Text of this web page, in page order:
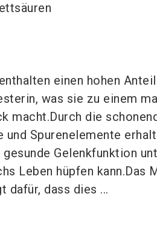
einen hohen
was sie zu einem
macht.Durch die
Spurenelemente
gesunde Gelenkfunktion
Leben hüpfen kann.Das
dafür, dass dies ...